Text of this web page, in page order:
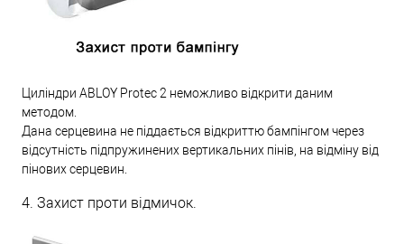
Циліндри ABLOY Protec 2 неможливо відкрити даним
методом.
Дана серцевина не піддається відкриттю бампінгом через
відсутність підпружинених вертикальних пінів, на відміну від
пінових серцевин.
4. Захист проти відмичок.